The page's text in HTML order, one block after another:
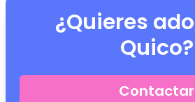
¿Quieres
Quico?
Contactar